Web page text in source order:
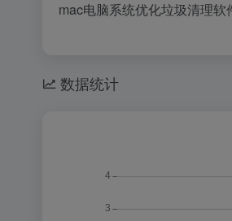
mac电脑系统优化垃圾清理软
数据统计